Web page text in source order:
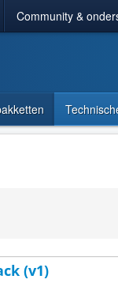
Community &
(v1)